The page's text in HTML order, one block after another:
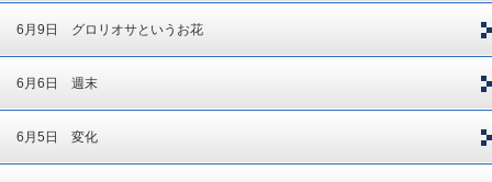
6月9日 グロリオサというお花
6月6日 週末
6月5日 変化